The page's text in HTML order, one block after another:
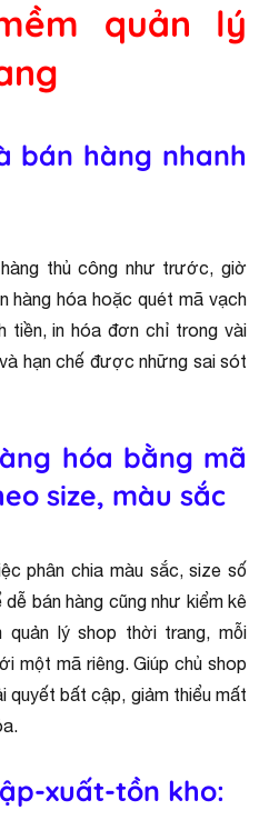
quản lý
bán hàng nhanh
thủ công như trước, giờ
hàng hóa hoặc quét mã vạch
tiền, in hóa đơn chỉ trong vài
hạn chế được những sai sót
hóa bằng mã
size, màu sắc
phân chia màu sắc, size số
bán hàng cũng như kiểm kê
quản lý shop thời trang, mỗi
một mã riêng. Giúp chủ shop
quyết bất cập, giảm thiểu mất
xuất-tồn kho: